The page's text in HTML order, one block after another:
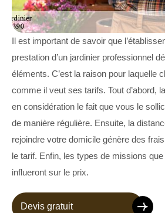
Il est important de savoir que
prestation d’un jardinier professionnel
éléments. C’est la raison pour laquelle
comme il veut ses tarifs. Tout d’abord,
en considération le fait que vous le
de manière régulière. Ensuite, la
rejoindre votre domicile génère des
le tarif. Enfin, les types de missions
influeront sur le prix.
Devis gratuit